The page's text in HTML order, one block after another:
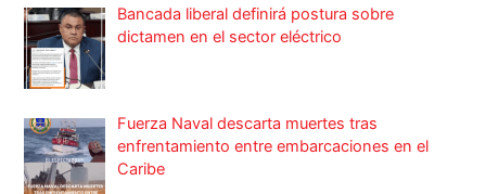
Bancada liberal definirá postura sobre
dictamen en el sector eléctrico
Fuerza Naval descarta muertes tras
enfrentamiento entre embarcaciones en el
Caribe